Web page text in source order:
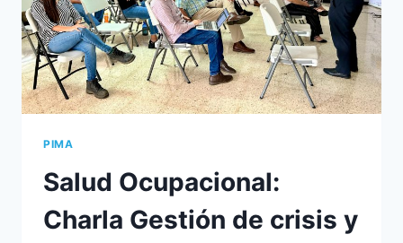
PIMA
Salud Ocupacional:
Charla Gestión de crisis y